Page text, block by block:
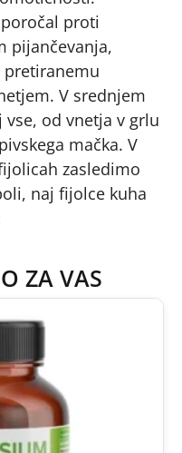
proti
pijančevanja,
V srednjem
od vnetja v grlu
mačka. V
zasledimo
naj fijolce kuha
ZA VAS